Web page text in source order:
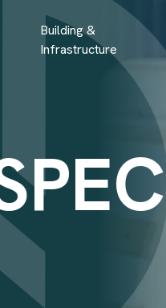
Building &
Infrastructure